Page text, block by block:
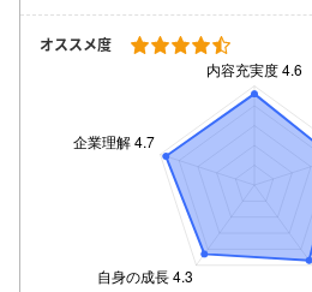
オススメ度